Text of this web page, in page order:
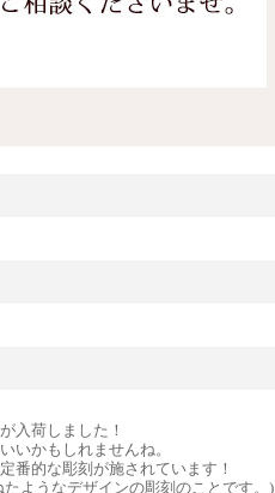
入荷しました！
いかもしれませんね。
番的な彫刻が施されています！
ようなデザインの彫刻のことです。)